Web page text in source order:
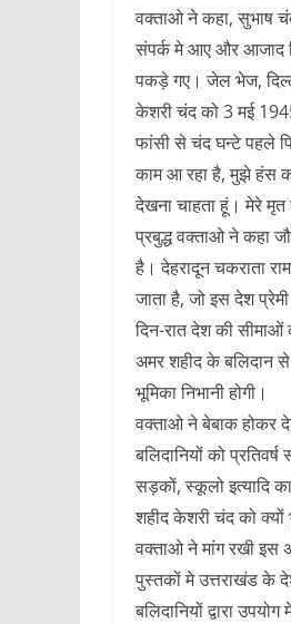
वक्ताओ ने कहा, सुभाष
संपर्क मे आए और आजाद
पकड़े गए। जेल भेज,
केशरी चंद को 3 मई
फांसी से चंद घन्टे पहले
काम आ रहा है, मुझे हंस
देखना चाहता हूं। मेरे मृत
प्रबुद्ध वक्ताओ ने कहा
है। देहरादून चकराता
जाता है, जो इस देश
दिन-रात देश की सीमाओं
अमर शहीद के बलिदान
भूमिका निभानी होगी।
वक्ताओ ने बेबाक होकर
बलिदानियों को
सड़कों, स्कूलो इत्यादि
शहीद केशरी चंद को क्यों
वक्ताओ ने मांग रखी इस
पुस्तकों मे उत्तराखंड के
बलिदानियों द्वारा